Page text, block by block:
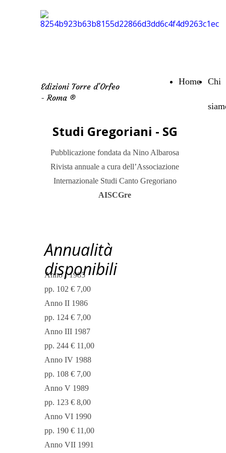
Home Chi
Edizioni Torre d'Orfeo
- Roma ®
Studi Gregoriani - SG
Pubblicazione fondata da Nino Albarosa
Rivista annuale a cura dell’Associazione
Internazionale Studi Canto Gregoriano
AISCGre
Annualità
disponibili
Anno I 1985
pp. 102 € 7,00
Anno II 1986
pp. 124 € 7,00
Anno III 1987
pp. 244 € 11,00
Anno IV 1988
pp. 108 € 7,00
Anno V 1989
pp. 123 € 8,00
Anno VI 1990
pp. 190 € 11,00
Anno VII 1991